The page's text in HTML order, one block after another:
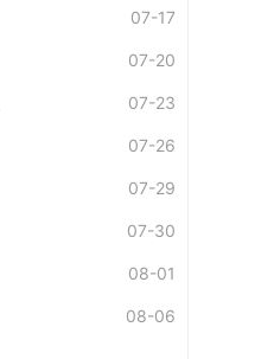
07-17
07-20
07-23
07-26
07-29
07-30
08-01
08-06